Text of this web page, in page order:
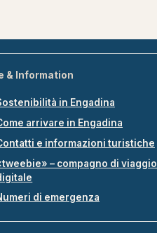
& Information
in Engadina
arrivare in Engadina
e informazioni turistiche
– compagno di viaggio
di emergenza